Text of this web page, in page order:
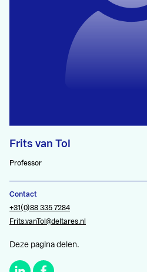
Frits van Tol
Professor
Contact
+31(0)88 335 7284
Frits.vanTol@deltares.nl
Deze pagina delen.